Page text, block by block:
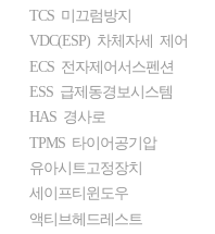
TCS 미끄럼방지
VDC(ESP) 차체자세 제어
ECS 전자제어서스펜션
ESS 급제동경보시스템
HAS 경사로
TPMS 타이어공기압
유아시트고정장치
세이프티윈도우
액티브헤드레스트